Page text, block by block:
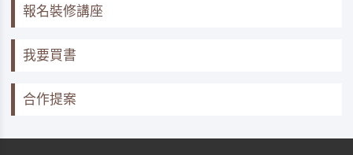
報名裝修講座
我要買書
合作提案